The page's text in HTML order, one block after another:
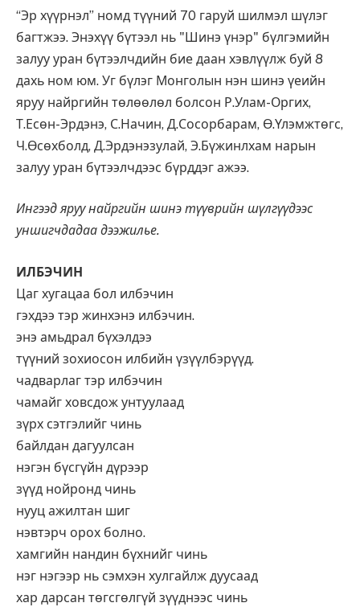
“Эр хүүрнэл” номд түүний 70 гаруй шилмэл шүлэг
багтжээ. Энэхүү бүтээл нь "Шинэ үнэр" бүлгэмийн
залуу уран бүтээлчдийн бие даан хэвлүүлж буй 8
дахь ном юм. Уг бүлэг Монголын нэн шинэ үеийн
яруу найргийн төлөөлөл болсон Р.Улам-Оргих,
Т.Есөн-Эрдэнэ, С.Начин, Д.Сосорбарам, Ө.Үлэмжтөгс,
Ч.Өсөхболд, Д.Эрдэнэзулай, Э.Бүжинлхам нарын
залуу уран бүтээлчдээс бүрддэг ажээ.
Ингээд яруу найргийн шинэ түүврийн шүлгүүдээс
уншигчдадаа дээжилье.
ИЛБЭЧИН
Цаг хугацаа бол илбэчин
гэхдээ тэр жинхэнэ илбэчин.
энэ амьдрал бүхэлдээ
түүний зохиосон илбийн үзүүлбэрүүд.
чадварлаг тэр илбэчин
чамайг ховсдож унтуулаад
зүрх сэтгэлийг чинь
байлдан дагуулсан
нэгэн бүсгүйн дүрээр
зүүд нойронд чинь
нууц ажилтан шиг
нэвтэрч орох болно.
хамгийн нандин бүхнийг чинь
нэг нэгээр нь сэмхэн хулгайлж дуусаад
хар дарсан төгсгөлгүй зүүднээс чинь